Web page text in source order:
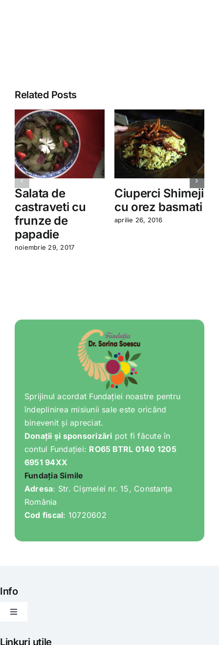
Related Posts
Salata de
castraveti cu
frunze de
papadie
noiembrie 29, 2017
Ciuperci Shimeji
cu orez basmati
aprilie 26, 2016
Sprijinul acordat Fundației noastre pentru
îndeplinirea misiunii sale este oricând
binevenit și apreciat.
Donații și sponsorizări pot fi făcute în
contul Fundației: RO65 BTRL 0140 1205
6951 94XX
Fundația Simile
Adresa: Str. Cișmelei nr. 15, Constanța
România
Cod fiscal: 10720602
Info
Toggle
Articole
Linkuri utile